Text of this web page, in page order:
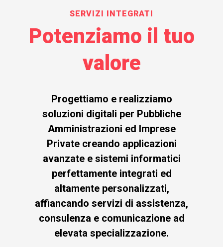
SERVIZI INTEGRATI
Potenziamo il tuo
valore
Progettiamo e realizziamo
soluzioni digitali per Pubbliche
Amministrazioni ed Imprese
Private creando applicazioni
avanzate e sistemi informatici
perfettamente integrati ed
altamente personalizzati,
affiancando servizi di assistenza,
consulenza e comunicazione ad
elevata specializzazione.